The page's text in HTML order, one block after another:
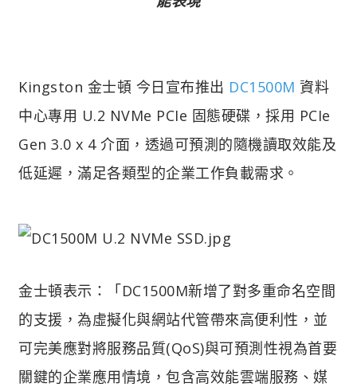
Kingston 金士頓 今日宣布推出 DC1500M 資料
中心專用 U.2 NVMe PCIe 固態硬碟，採用 PCIe
Gen 3.0 x 4 介面，透過可預測的隨機讀取效能及
低延遲，滿足各類型的企業工作負載需求。
金士頓表示：「DC1500M新增了對多重命名空間
的支援，為虛擬化與網站代管帶來高便利性，並
可完美應對將服務品質(QoS)與可預測性視為首要
關鍵的企業應用情境，包含高效能雲端服務、媒